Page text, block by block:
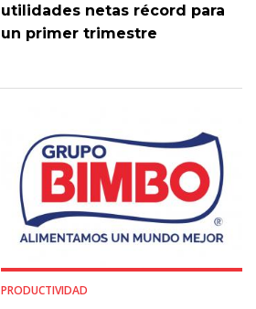
utilidades netas récord para
un primer trimestre
PRODUCTIVIDAD